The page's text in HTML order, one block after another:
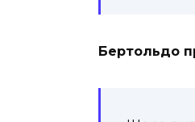
Бертольдо